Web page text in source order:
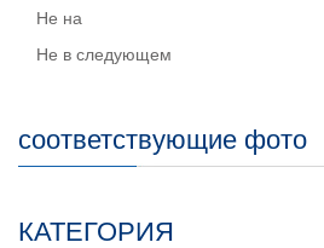
Не на
Не в следующем
соответствующие фото
КАТЕГОРИЯ